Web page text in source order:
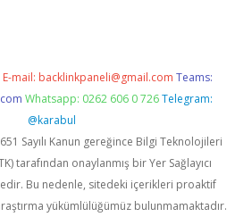
E-mail: backlinkpaneli@gmail.com Teams:
Whatsapp: 0262 606 0 726 Telegram:
@karabul
Sayılı Kanun gereğince Bilgi Teknolojileri
tarafından onaylanmış bir Yer Sağlayıcı
Bu nedenle, sitedeki içerikleri proaktif
yükümlülüğümüz bulunmamaktadır.